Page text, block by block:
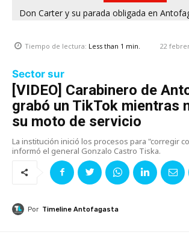
Don Carter y su parada obligada en
Tiempo de lectura: Less than 1 min. 22
Sector sur
[VIDEO] Carabinero de
grabó un TikTok mientras
su moto de servicio
La institución inició los procesos para "corregir
informó el general Gonzalo Castro Tiska.
Por Timeline Antofagasta